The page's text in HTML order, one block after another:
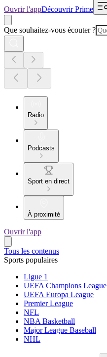
Ouvrir l'appDécouvrir Prime
Que souhaitez-vous écouter ?
Radio
Podcasts
Sport en direct
À proximité
Ouvrir l'app
Tous les contenus
Sports populaires
Ligue 1
UEFA Champions League
UEFA Europa League
Premier League
NFL
NBA Basketball
Major League Baseball
NHL